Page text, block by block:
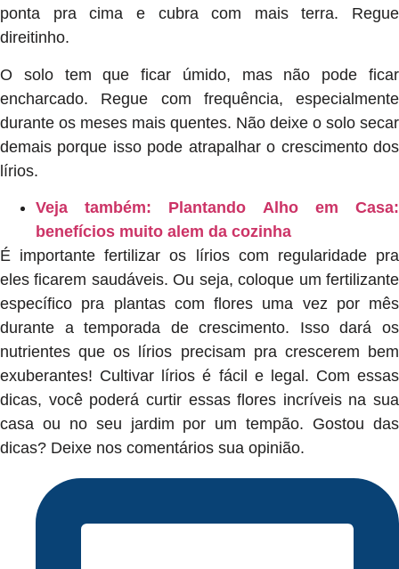
ponta pra cima e cubra com mais terra. Regue
direitinho.
O solo tem que ficar úmido, mas não pode ficar
encharcado. Regue com frequência, especialmente
durante os meses mais quentes. Não deixe o solo secar
demais porque isso pode atrapalhar o crescimento dos
lírios.
Veja também: Plantando Alho em Casa:
benefícios muito alem da cozinha
É importante fertilizar os lírios com regularidade pra
eles ficarem saudáveis. Ou seja, coloque um fertilizante
específico pra plantas com flores uma vez por mês
durante a temporada de crescimento. Isso dará os
nutrientes que os lírios precisam pra crescerem bem
exuberantes! Cultivar lírios é fácil e legal. Com essas
dicas, você poderá curtir essas flores incríveis na sua
casa ou no seu jardim por um tempão. Gostou das
dicas? Deixe nos comentários sua opinião.